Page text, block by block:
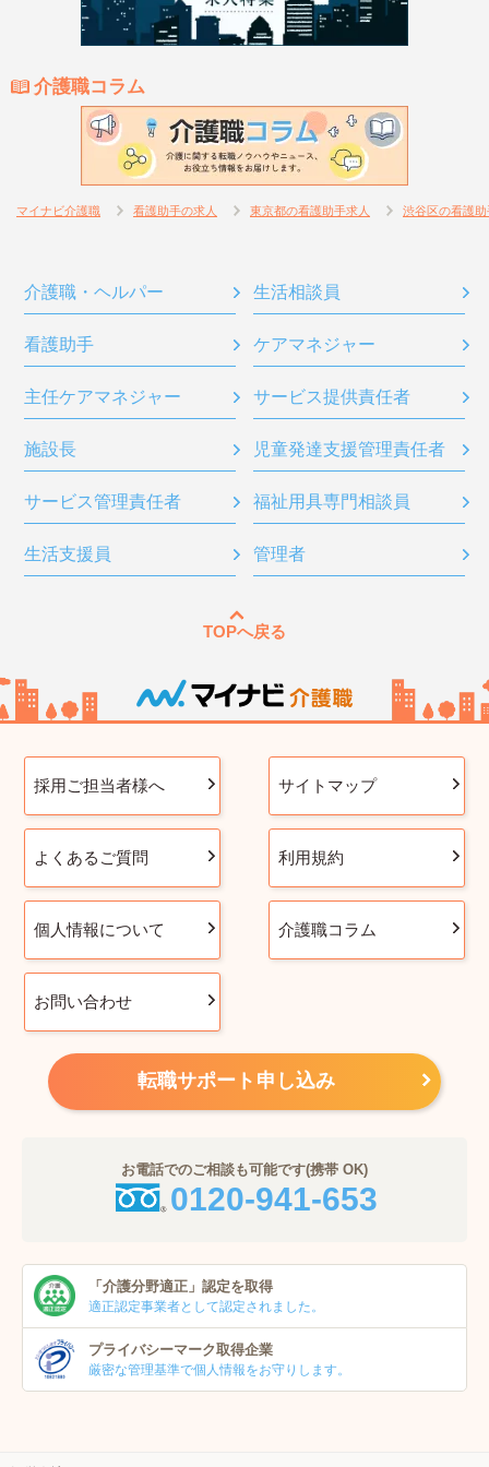
介護職コラム
マイナビ介護職 看護助手の求人 東京都の看護助手求人 渋谷区の看護
介護職・ヘルパー 生活相談員
看護助手 ケアマネジャー
主任ケアマネジャー サービス提供責任者
施設長 児童発達支援管理責任者
サービス管理責任者 福祉用具専門相談員
生活支援員 管理者
TOPへ戻る
採用ご担当者様へ サイトマップ
よくあるご質問 利用規約
個人情報について 介護職コラム
お問い合わせ
転職サポート申し込み
お電話でのご相談も可能です(携帯 OK)
0120-941-653
「介護分野適正」 認定を取得
適正認定事業者として認定されました。
プライバシーマーク取得企業
厳密な管理基準で個人情報をお守りします。